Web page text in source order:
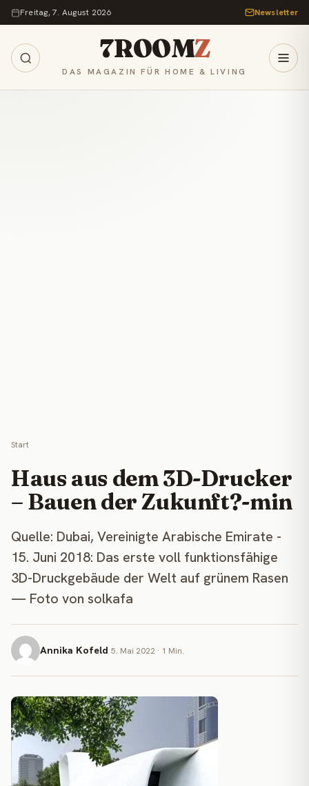
Zum Inhalt springen
Freitag, 7. August 2026 Newsletter
7ROOMZ
DAS MAGAZIN FÜR HOME & LIVING
Start
Haus aus dem 3D-Drucker
– Bauen der Zukunft?-min
Quelle: Dubai, Vereinigte Arabische Emirate -
15. Juni 2018: Das erste voll funktionsfähige
3D-Druckgebäude der Welt auf grünem Rasen
— Foto von solkafa
Annika Kofeld 5. Mai 2022 · 1 Min.